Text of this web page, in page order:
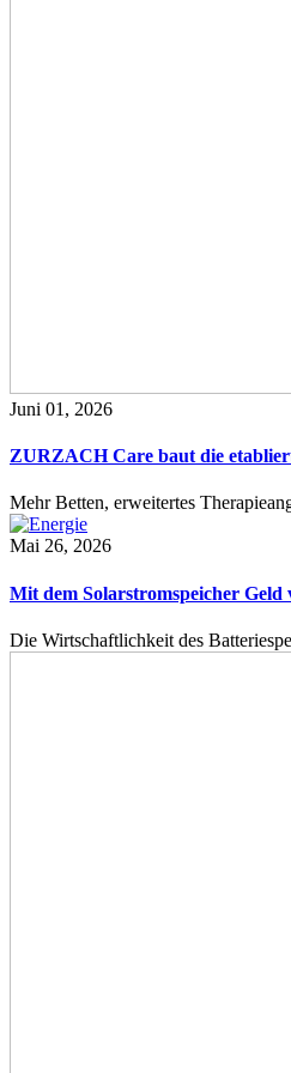
Juni 01, 2026
ZURZACH Care baut die
Mehr Betten, erweitertes
Mai 26, 2026
Mit dem Solarstromspeicher Geld
Die Wirtschaftlichkeit des